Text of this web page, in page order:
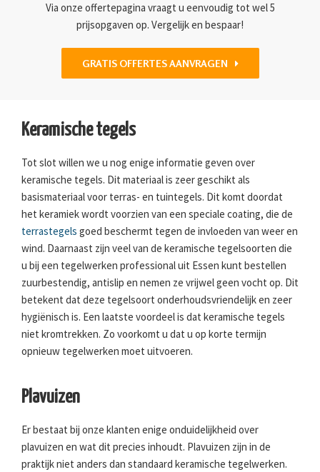
Via onze offertepagina vraagt u eenvoudig tot wel 5
prijsopgaven op. Vergelijk en bespaar!
GRATIS OFFERTES AANVRAGEN
Keramische tegels
Tot slot willen we u nog enige informatie geven over
keramische tegels. Dit materiaal is zeer geschikt als
basismateriaal voor terras- en tuintegels. Dit komt doordat
het keramiek wordt voorzien van een speciale coating, die de
terrastegels goed beschermt tegen de invloeden van weer en
wind. Daarnaast zijn veel van de keramische tegelsoorten die
u bij een tegelwerken professional uit Essen kunt bestellen
zuurbestendig, antislip en nemen ze vrijwel geen vocht op. Dit
betekent dat deze tegelsoort onderhoudsvriendelijk en zeer
hygiënisch is. Een laatste voordeel is dat keramische tegels
niet kromtrekken. Zo voorkomt u dat u op korte termijn
opnieuw tegelwerken moet uitvoeren.
Plavuizen
Er bestaat bij onze klanten enige onduidelijkheid over
plavuizen en wat dit precies inhoudt. Plavuizen zijn in de
praktijk niet anders dan standaard keramische tegelwerken.